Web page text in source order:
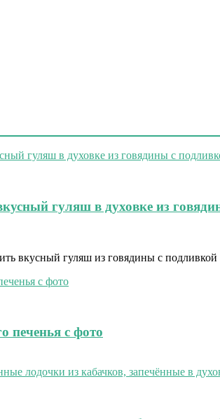
гуляш в духовке из
вкусный гуляш из говядины с
печенья с фото